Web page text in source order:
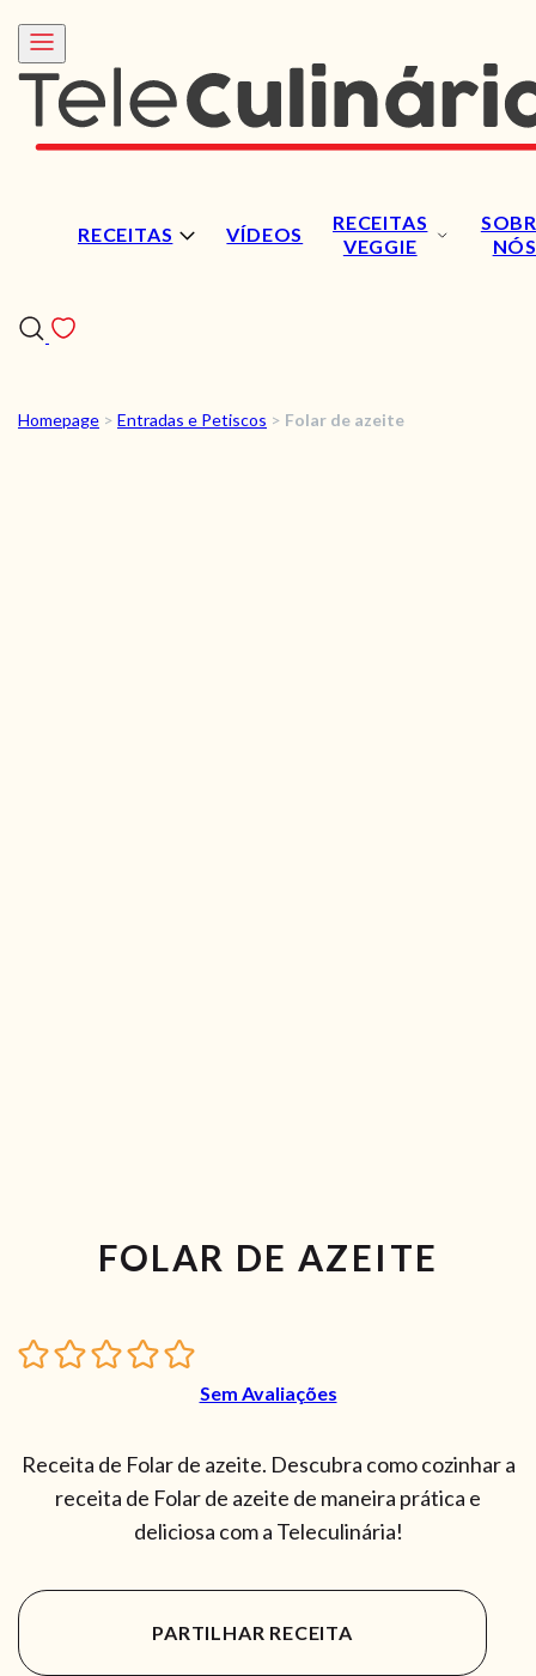
RECEITAS VÍDEOS
RECEITAS
VEGGIE
NÓS
RECEITAS
Homepage > Entradas e Petiscos > Folar de azeite
FOLAR DE AZEITE
Sem Avaliações
Receita de Folar de azeite. Descubra como cozinhar a
receita de Folar de azeite de maneira prática e
deliciosa com a Teleculinária!
PARTILHAR RECEITA